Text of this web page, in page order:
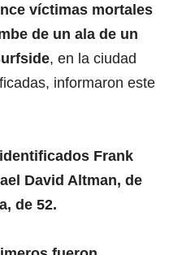
víctimas mortales
de un ala de un
, en la ciudad
informaron este
identificados Frank
David Altman, de
de 52.